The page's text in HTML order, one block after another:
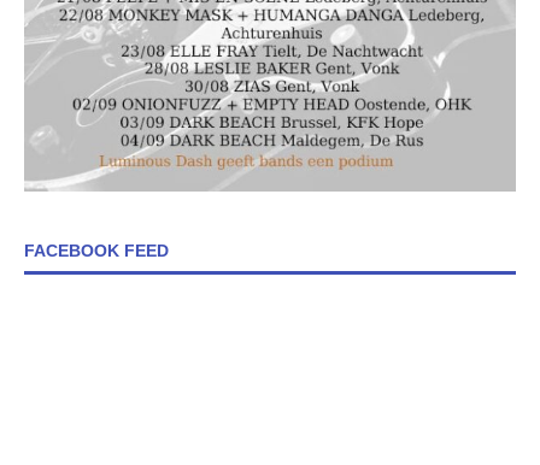
FACEBOOK FEED